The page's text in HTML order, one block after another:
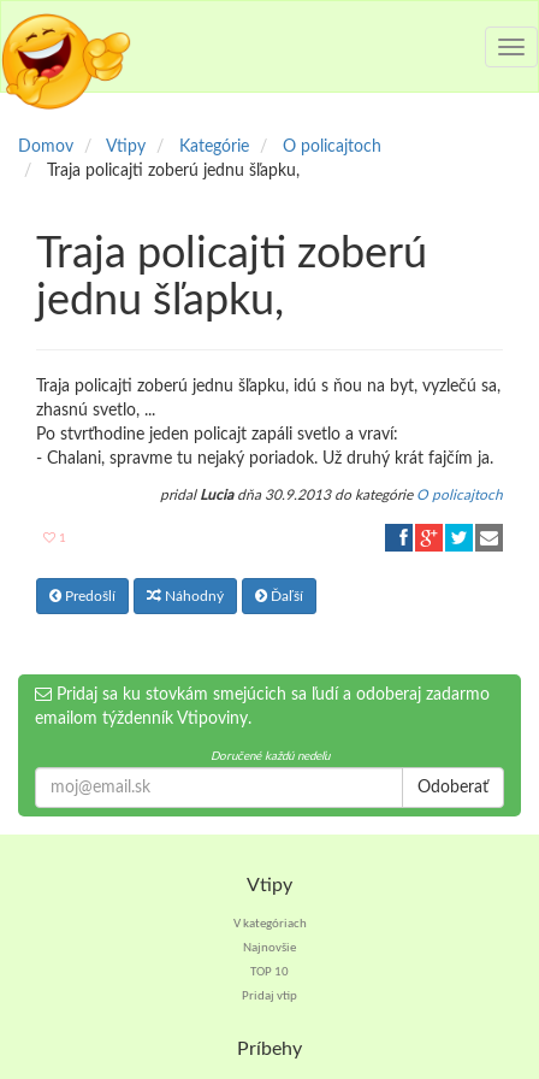
Domov Vtipy Kategórie
O policajtoch
Traja policajti zoberú jednu šľapku,
Traja policajti zoberú
jednu šľapku,
Traja policajti zoberú jednu šľapku, idú s ňou na byt, vyzlečú sa,
zhasnú svetlo, ...
Po stvrťhodine jeden policajt zapáli svetlo a vraví:
- Chalani, spravme tu nejaký poriadok. Už druhý krát fajčím ja.
pridal Luciadňa 30.9.2013 do kategórie O policajtoch
1
Predošlí Náhodný Ďaľší
Pridaj sa ku stovkám smejúcich sa ľudí a odoberaj zadarmo
emailom týždenník Vtipoviny.
Doručené každú nedeľu
Odoberať
Vtipy
V kategóriach
Najnovšie
TOP 10
Pridaj vtip
Príbehy